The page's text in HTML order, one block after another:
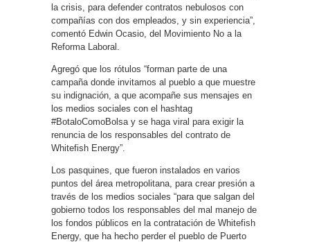
la crisis, para defender contratos nebulosos con
compañías con dos empleados, y sin experiencia”,
comentó Edwin Ocasio, del Movimiento No a la
Reforma Laboral.
Agregó que los rótulos “forman parte de una
campaña donde invitamos al pueblo a que muestre
su indignación, a que acompañe sus mensajes en
los medios sociales con el hashtag
#BotaloComoBolsa y se haga viral para exigir la
renuncia de los responsables del contrato de
Whitefish Energy”.
Los pasquines, que fueron instalados en varios
puntos del área metropolitana, para crear presión a
través de los medios sociales “para que salgan del
gobierno todos los responsables del mal manejo de
los fondos públicos en la contratación de Whitefish
Energy, que ha hecho perder el pueblo de Puerto